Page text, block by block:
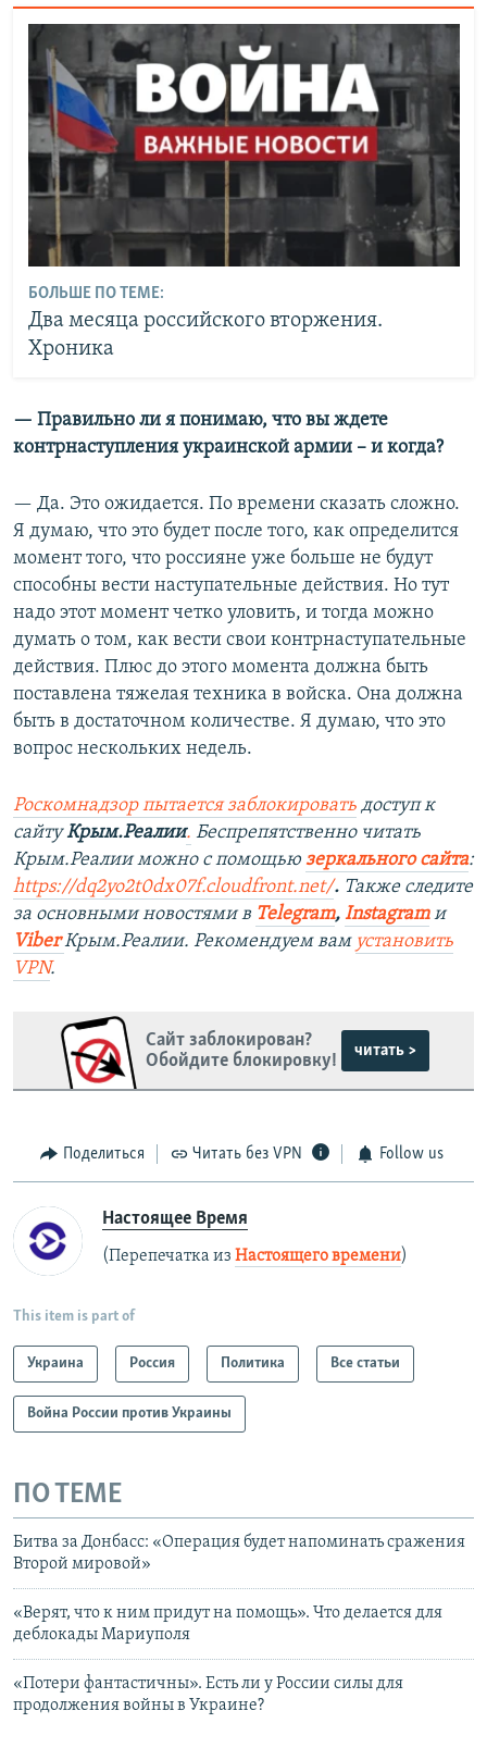
БОЛЬШЕ ПО ТЕМЕ:
Два месяца российского вторжения.
Хроника
— Правильно ли я понимаю, что вы ждете
контрнаступления украинской армии – и когда?
— Да. Это ожидается. По времени сказать сложно.
Я думаю, что это будет после того, как определится
момент того, что россияне уже больше не будут
способны вести наступательные действия. Но тут
надо этот момент четко уловить, и тогда можно
думать о том, как вести свои контрнаступательные
действия. Плюс до этого момента должна быть
поставлена тяжелая техника в войска. Она должна
быть в достаточном количестве. Я думаю, что это
вопрос нескольких недель.
Роскомнадзор пытается заблокировать доступ к
сайтуКрым.Реалии. Беспрепятственно читать
Крым.Реалии можно с помощью зеркального сайта:
https://dq2yo2t0dx07f.cloudfront.net/. Также следите
за основными новостями в Telegram, Instagramи
ViberКрым.Реалии. Рекомендуем вам установить
VPN.
Сайт заблокирован?
Обойдите блокировку!
читать >
Поделиться Читать без VPN Follow us
Настоящее Время
(Перепечатка из Настоящего времени)
This item is part of
Украина Россия Политика Все статьи
Война России против Украины
ПО ТЕМЕ
Битва за Донбасс: «Операция будет напоминать сражения
Второй мировой»
«Верят, что к ним придут на помощь». Что делается для
деблокады Мариуполя
«Потери фантастичны». Есть ли у России силы для
продолжения войны в Украине?